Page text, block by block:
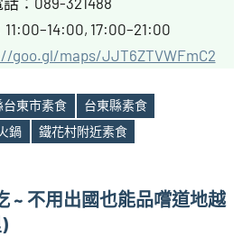
17:00–21:00
goo.gl/maps/JJT6ZTVWFmC2
台東市素食
台東縣素食
鍋 鐵花村附近素食
~ 不用出國也能品嚐道地越